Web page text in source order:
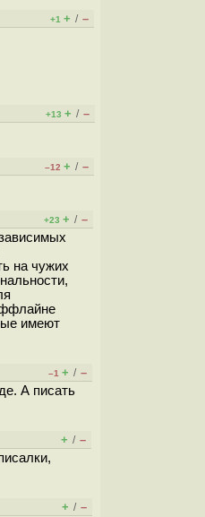
+1 + / –
+13 + / –
–12 + / –
+23 + / –
на чужих
имеют
–1 + / –
А писать
+ / –
+ / –